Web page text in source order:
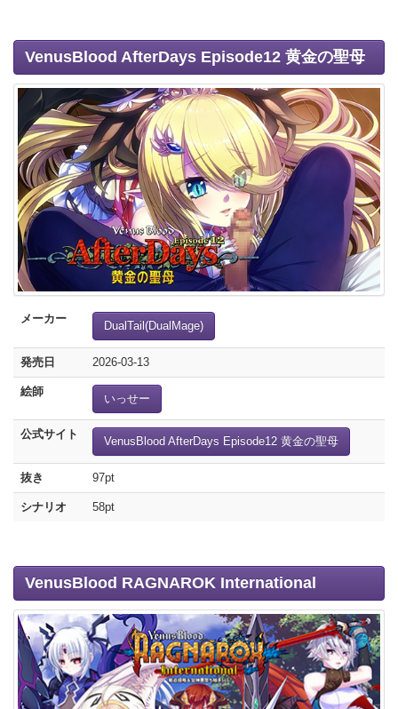
VenusBlood AfterDays Episode12 黄金の聖母
メーカー
DualTail(DualMage)
発売日 2026-03-13
絵師
いっせー
公式サイト
VenusBlood AfterDays Episode12 黄金の聖母
抜き 97pt
シナリオ 58pt
VenusBlood RAGNAROK International